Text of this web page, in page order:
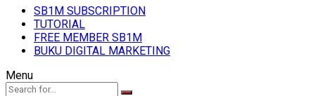
SB1M SUBSCRIPTION
TUTORIAL
FREE MEMBER SB1M
BUKU DIGITAL MARKETING
Menu